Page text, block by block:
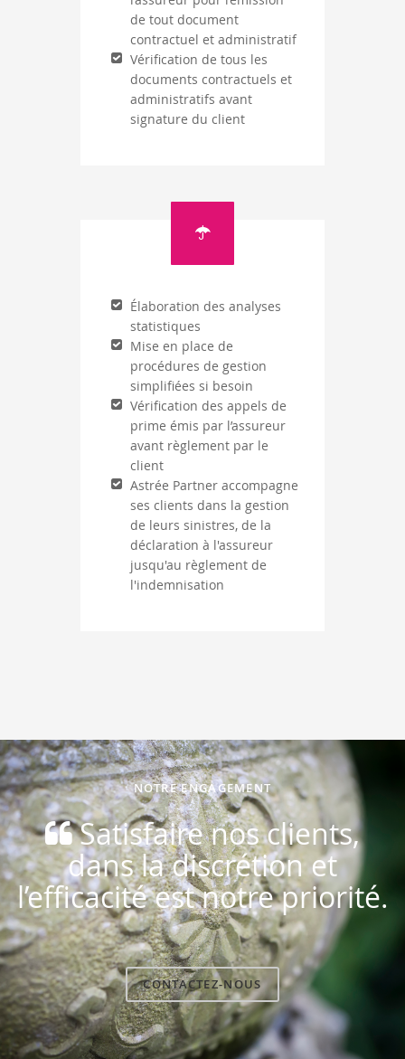
de tout document
contractuel et administratif
Vérification de tous les
documents contractuels et
administratifs avant
signature du client
Élaboration des analyses
statistiques
Mise en place de
procédures de gestion
simplifiées si besoin
Vérification des appels de
prime émis par l’assureur
avant règlement par le
client
Astrée Partner accompagne
ses clients dans la gestion
de leurs sinistres, de la
déclaration à l'assureur
jusqu'au règlement de
l'indemnisation
NOTRE ENGAGEMENT
Satisfaire nos clients,
dans la discrétion et
l’efficacité est notre priorité.
CONTACTEZ-NOUS